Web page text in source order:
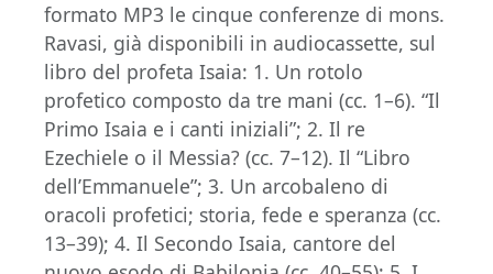
formato MP3 le cinque conferenze di mons.
Ravasi, già disponibili in audiocassette, sul
libro del profeta Isaia: 1. Un rotolo
profetico composto da tre mani (cc. 1–6). “Il
Primo Isaia e i canti iniziali”; 2. Il re
Ezechiele o il Messia? (cc. 7–12). Il “Libro
dell’Emmanuele”; 3. Un arcobaleno di
oracoli profetici; storia, fede e speranza (cc.
13–39); 4. Il Secondo Isaia, cantore del